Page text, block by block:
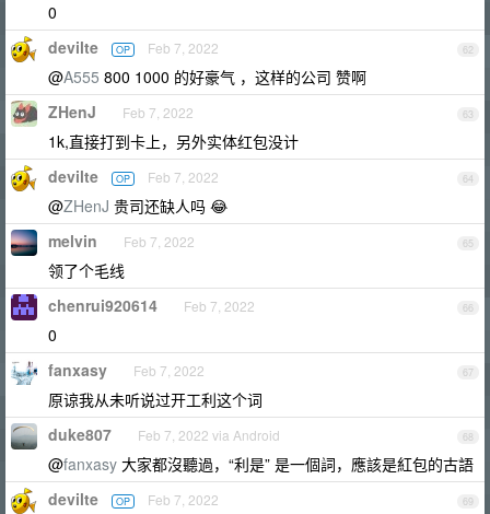
0
62
devilte OP Feb 7, 2022
@A555 800 1000 的好豪气 ，这样的公司 赞啊
63
ZHenJ Feb 7, 2022
1k,直接打到卡上，另外实体红包没计
64
devilte OP Feb 7, 2022
@ZHenJ 贵司还缺人吗 😂
65
melvin Feb 7, 2022
领了个毛线
66
chenrui920614 Feb 7, 2022
0
67
fanxasy Feb 7, 2022
原谅我从未听说过开工利这个词
68
duke807 Feb 7, 2022 via Android
@fanxasy 大家都沒聽過，“利是” 是一個詞，應該是紅包的古語
69
devilte OP Feb 7, 2022